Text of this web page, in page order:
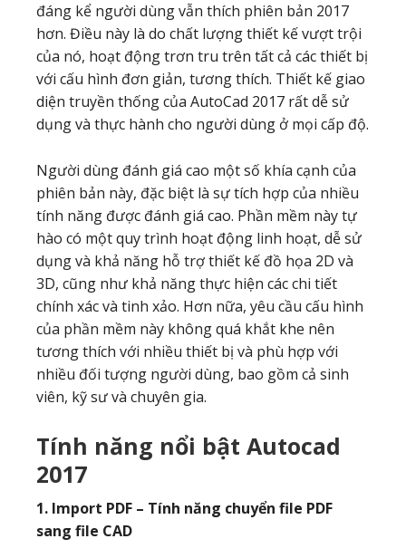
đáng kể người dùng vẫn thích phiên bản 2017
hơn. Điều này là do chất lượng thiết kế vượt trội
của nó, hoạt động trơn tru trên tất cả các thiết bị
với cấu hình đơn giản, tương thích. Thiết kế giao
diện truyền thống của AutoCad 2017 rất dễ sử
dụng và thực hành cho người dùng ở mọi cấp độ.
Người dùng đánh giá cao một số khía cạnh của
phiên bản này, đặc biệt là sự tích hợp của nhiều
tính năng được đánh giá cao. Phần mềm này tự
hào có một quy trình hoạt động linh hoạt, dễ sử
dụng và khả năng hỗ trợ thiết kế đồ họa 2D và
3D, cũng như khả năng thực hiện các chi tiết
chính xác và tinh xảo. Hơn nữa, yêu cầu cấu hình
của phần mềm này không quá khắt khe nên
tương thích với nhiều thiết bị và phù hợp với
nhiều đối tượng người dùng, bao gồm cả sinh
viên, kỹ sư và chuyên gia.
Tính năng nổi bật Autocad
2017
1. Import PDF – Tính năng chuyển file PDF
sang file CAD